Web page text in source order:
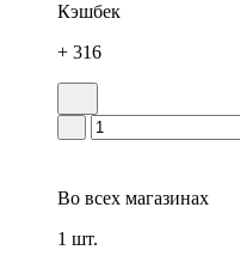
Кэшбек
+ 316
Во всех магазинах
1 шт.